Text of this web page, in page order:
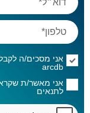
אני מסכים/ה
arcdb
אני מאשר/ת
לתנאים